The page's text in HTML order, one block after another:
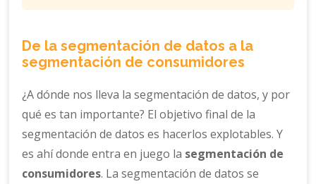
De la segmentación de datos a la
segmentación de consumidores
¿A dónde nos lleva la segmentación de datos, y por
qué es tan importante? El objetivo final de la
segmentación de datos es hacerlos explotables. Y
es ahí donde entra en juego la segmentación de
consumidores. La segmentación de datos se